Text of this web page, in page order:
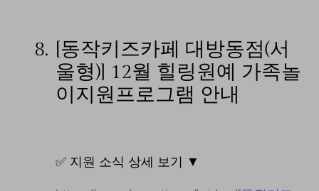
8.
[동작키즈카페 대방동점(서
울형)] 12월 힐링원예 가족놀
이지원프로그램 안내
✅ 지원 소식 상세 보기 ▼